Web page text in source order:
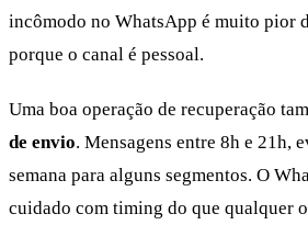
incômodo no WhatsApp é muito pior
porque o canal é pessoal.
Uma boa operação de recuperação
de envio. Mensagens entre 8h e 21h,
semana para alguns segmentos. O
cuidado com timing do que qualquer